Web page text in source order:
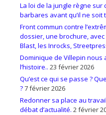
La loi de la jungle règne sur
barbares avant qu’il ne soit
Front commun contre
dossier, une brochure, avec
Blast, les Inrocks,
Dominique de Villepin nous
l’histoire.. 23 février 2026
Qu’est ce qui se passe ?
?7 février 2026
Redonner sa place au
débat d’actualité. 2 février